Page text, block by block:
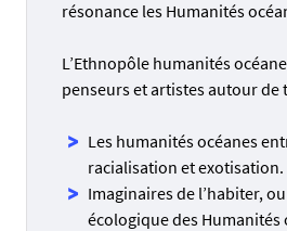
résonance les Humanités
L’Ethnopôle humanités
penseurs et artistes autour de
Les humanités océanes
racialisation et exotisation.
Imaginaires de l’habiter,
écologique des Humanités